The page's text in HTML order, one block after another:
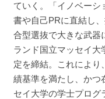
ていく。「イノベーシ
書や自己PRに直結し
合型選抜で大きな武器
ランド国立マッセイ大
定を締結。これにより
績基準を満たし、かつ
セイ大学の学士プログ